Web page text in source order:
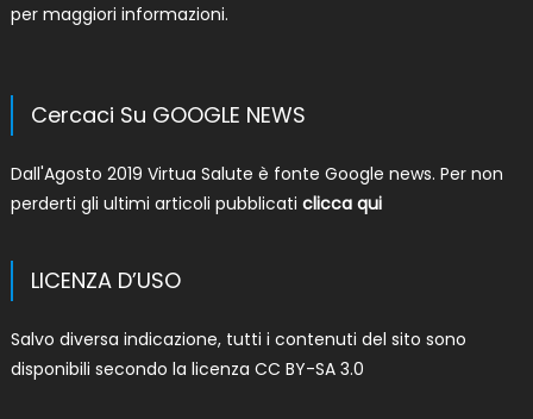
per maggiori informazioni.
Cercaci Su GOOGLE NEWS
Dall'Agosto 2019 Virtua Salute è fonte Google news. Per non
perderti gli ultimi articoli pubblicati clicca qui
LICENZA D’USO
Salvo diversa indicazione, tutti i contenuti del sito sono
disponibili secondo la licenza CC BY-SA 3.0